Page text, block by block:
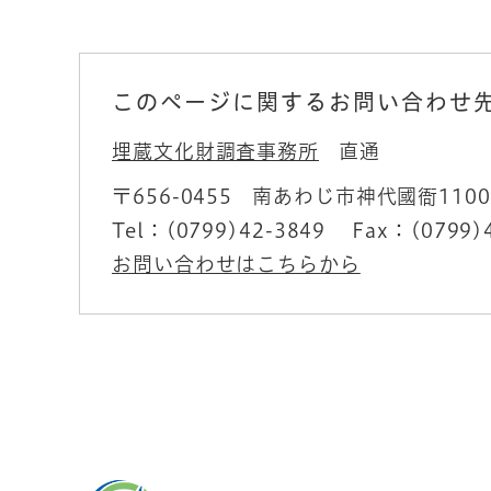
このページに関するお問い合わせ
埋蔵文化財調査事務所 直通
〒656-0455
南あわじ市神代國衙
Tel：(0799)42-3849
Fax：
お問い合わせはこちらから